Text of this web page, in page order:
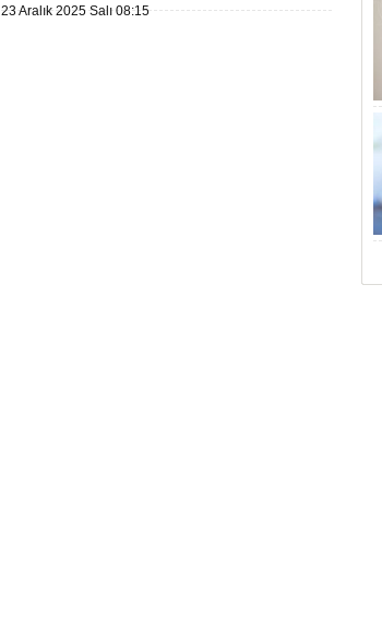
23 Aralık 2025 Salı 08:15